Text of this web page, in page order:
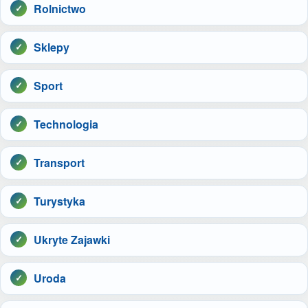
Rolnictwo
Sklepy
Sport
Technologia
Transport
Turystyka
Ukryte Zajawki
Uroda